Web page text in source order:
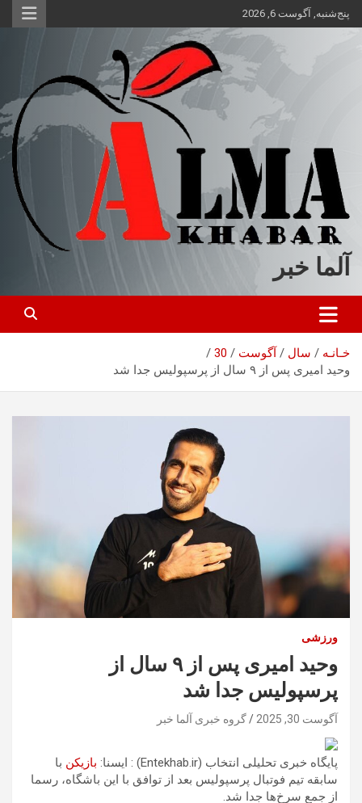
محتوا
پنج‌شنبه, آگوست 6, 2026
آلما خبر
خـانـه سال آگوست
30
وحید امیری پس از ۹ سال از پرسپولیس جدا شد
ورزشی
وحید امیری پس از ۹ سال از
پرسپولیس جدا شد
آگوست 30, 2025 گروه خبری آلما خبر
پایگاه خبری تحلیلی انتخاب (Entekhab.ir) : ایسنا: بازیکن با
سابقه‌ تیم فوتبال پرسپولیس بعد از توافق با این باشگاه، رسما
از جمع سرخ‌ها جدا شد.